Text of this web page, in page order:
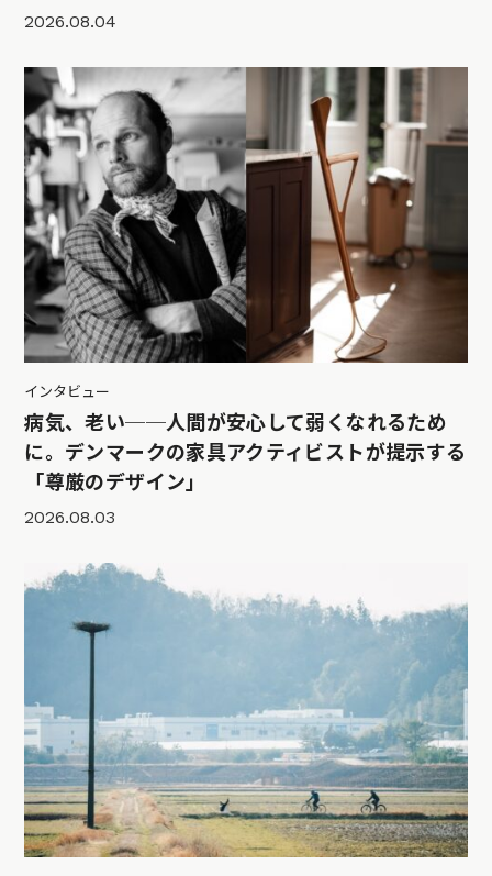
2026.08.04
インタビュー
病気、老い──人間が安心して弱くなれるため
に。デンマークの家具アクティビストが提示する
「尊厳のデザイン」
2026.08.03